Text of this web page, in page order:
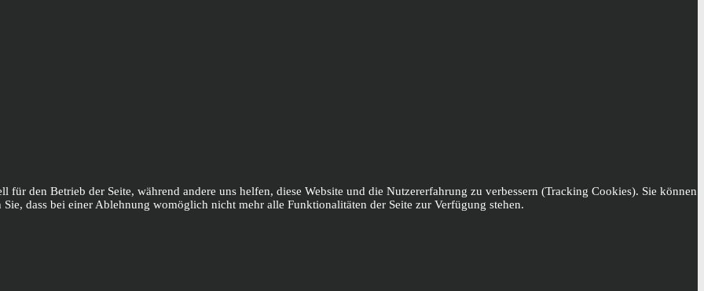
für den Betrieb der Seite, während andere uns helfen, diese Website und die Nutzererfahrung zu verbessern (Tracking Cookies). Sie können
Sie, dass bei einer Ablehnung womöglich nicht mehr alle Funktionalitäten der Seite zur Verfügung stehen.